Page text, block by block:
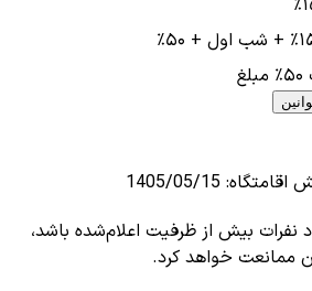
اقامتگاه:
1405/05/15
نفرات بیش از ظرفیت اعلام‌شده باشد،
ممانعت خواهد کرد.